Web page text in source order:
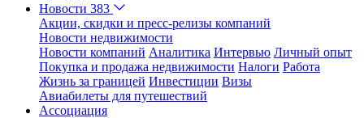
Новости 383
Акции, скидки и пресс-релизы компаний
Новости недвижимости
Новости компаний Аналитика Интервью Личный опыт
Покупка и продажа недвижимости Налоги Работа
Жизнь за границей Инвестиции Визы
Авиабилеты для путешествий
Ассоциация